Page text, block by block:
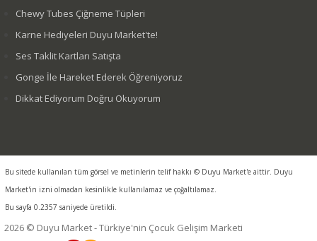
Chewy Tubes Çiğneme Tüpleri
Karne Hediyeleri Duyu Market'te!
Ses Taklit Kartları Satışta
Gonge İle Hareket Ederek Öğreniyoruz
Dikkat Ediyorum Doğru Okuyorum
Bu sitede kullanılan tüm görsel ve metinlerin telif hakkı © Duyu Market'e aittir. Duyu
Market'in izni olmadan kesinlikle kullanılamaz ve çoğaltılamaz.
Bu sayfa 0.2357 saniyede üretildi.
2026 © Duyu Market - Türkiye'nin Çocuk Gelişim Marketi